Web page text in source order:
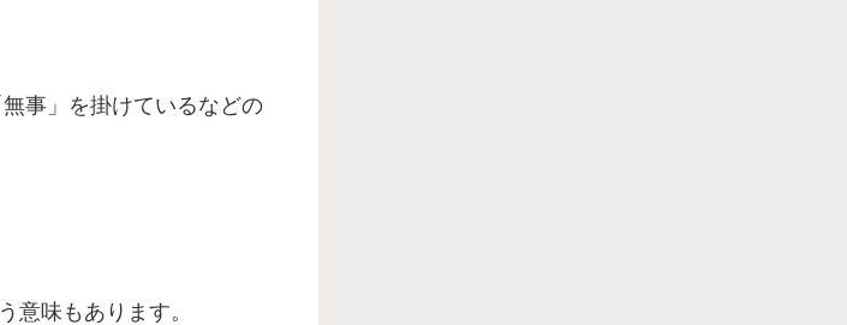
事」を掛けているなどの
意味もあります。